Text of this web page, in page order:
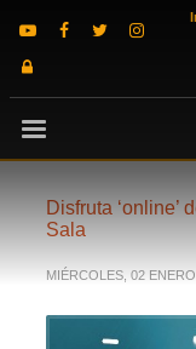
Disfruta ‘online’
Sala
MIÉRCOLES, 02